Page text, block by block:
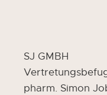
SJ GMBH
pharm. Simon